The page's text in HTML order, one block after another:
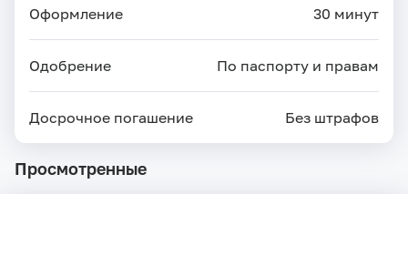
Оформление 30 минут
Одобрение По паспорту и правам
Досрочное погашение Без штрафов
Просмотренные